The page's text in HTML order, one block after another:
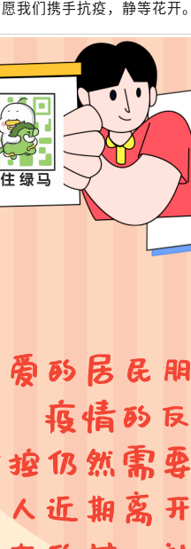
我们携手抗疫，静等花开。